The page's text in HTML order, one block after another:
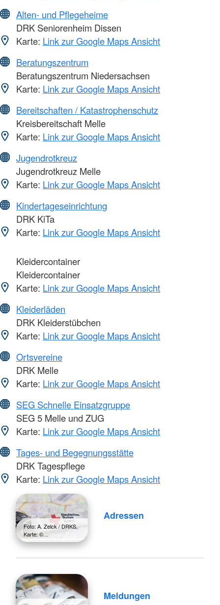
Alten- und Pflegeheime
DRK Seniorenheim Dissen
Karte: Link zur Google Maps Ansicht
Beratungszentrum
Beratungszentrum Niedersachsen
Karte: Link zur Google Maps Ansicht
Bereitschaften / Katastrophenschutz
Kreisbereitschaft Melle
Karte: Link zur Google Maps Ansicht
Jugendrotkreuz
Jugendrotkreuz Melle
Karte: Link zur Google Maps Ansicht
Kindertageseinrichtung
DRK KiTa
Karte: Link zur Google Maps Ansicht
Kleidercontainer
Kleidercontainer
Karte: Link zur Google Maps Ansicht
Kleiderläden
DRK Kleiderstübchen
Karte: Link zur Google Maps Ansicht
Ortsvereine
DRK Melle
Karte: Link zur Google Maps Ansicht
SEG Schnelle Einsatzgruppe
SEG 5 Melle und ZUG
Karte: Link zur Google Maps Ansicht
Tages- und Begegnungsstätte
DRK Tagespflege
Karte: Link zur Google Maps Ansicht
Foto: A. Zelck / DRKS,
Karte: ©…
Adressen
Meldungen